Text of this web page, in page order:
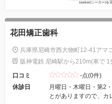
seeker(シーカー)を
花田矯正歯科
兵庫県尼崎市西大物町12-41アマ
阪神電鉄 尼崎駅から210m(車で 1
口コミ
-点(0件)
休診日
月曜日・木曜日・第2
とがありますので、カ